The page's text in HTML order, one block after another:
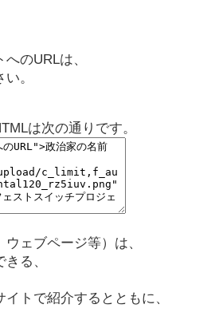
のURLは、
。
は次の通りです。
ェブページ等）は、
る、
トで紹介するとともに、